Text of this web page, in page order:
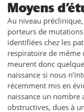
Moyens
Au niveau
porteurs de
identifiées chez les
respiratoire de même
meurent donc
naissance si nous
récemment mis en
naissance un nombre
obstructives, dues à